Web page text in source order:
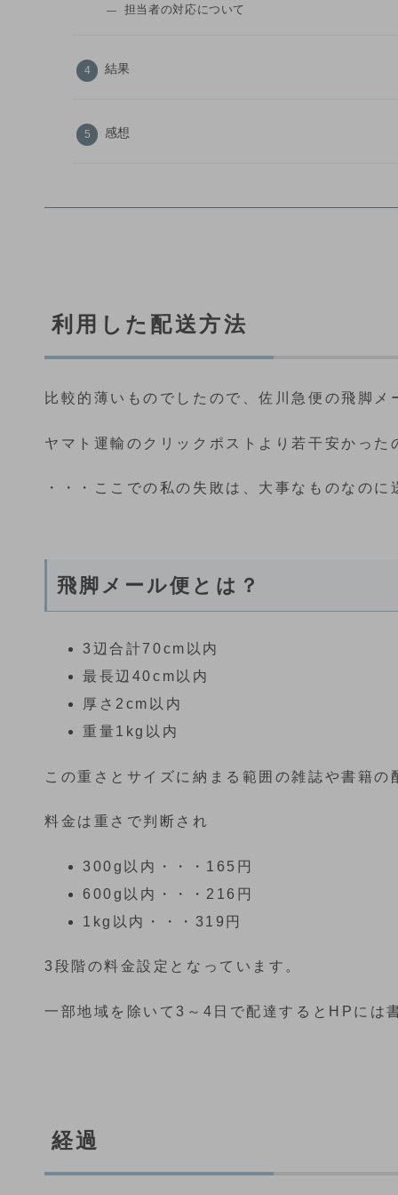
担当者の対応について
結果
感想
利用した配送方法
比較的薄いものでしたので、佐川急便の飛脚メ
ヤマト運輸のクリックポストより若干安かった
・・・ここでの私の失敗は、大事なものなの
飛脚メール便とは？
3辺合計70cm以内
最長辺40cm以内
厚さ2cm以内
重量1kg以内
この重さとサイズに納まる範囲の雑誌や書籍の
料金は重さで判断され
300g以内・・・165円
600g以内・・・216円
1kg以内・・・319円
3段階の料金設定となっています。
一部地域を除いて3～4日で配達するとHPには
経過